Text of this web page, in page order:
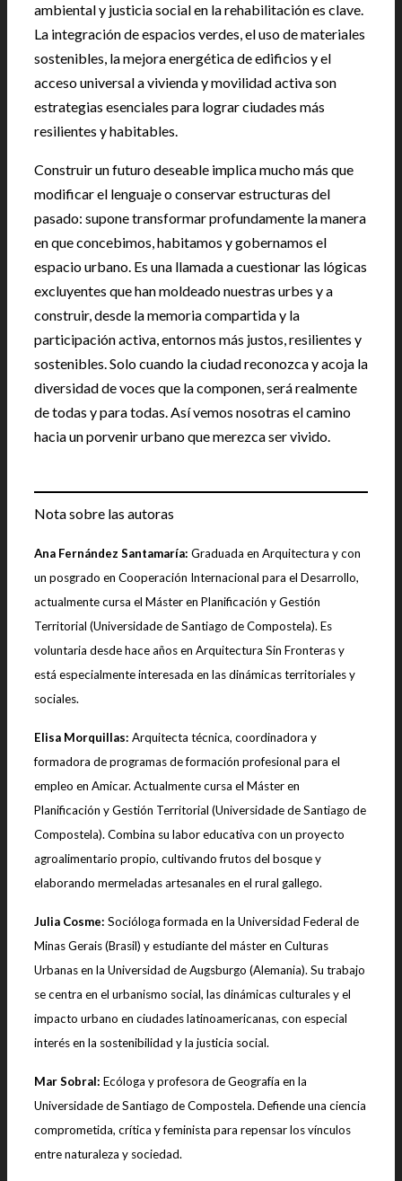
ambiental y justicia social en la rehabilitación es clave.
La integración de espacios verdes, el uso de materiales
sostenibles, la mejora energética de edificios y el
acceso universal a vivienda y movilidad activa son
estrategias esenciales para lograr ciudades más
resilientes y habitables.
Construir un futuro deseable implica mucho más que
modificar el lenguaje o conservar estructuras del
pasado: supone transformar profundamente la manera
en que concebimos, habitamos y gobernamos el
espacio urbano. Es una llamada a cuestionar las lógicas
excluyentes que han moldeado nuestras urbes y a
construir, desde la memoria compartida y la
participación activa, entornos más justos, resilientes y
sostenibles. Solo cuando la ciudad reconozca y acoja la
diversidad de voces que la componen, será realmente
de todas y para todas. Así vemos nosotras el camino
hacia un porvenir urbano que merezca ser vivido.
Nota sobre las autoras
Ana Fernández Santamaría: Graduada en Arquitectura y con
un posgrado en Cooperación Internacional para el Desarrollo,
actualmente cursa el Máster en Planificación y Gestión
Territorial (Universidade de Santiago de Compostela). Es
voluntaria desde hace años en Arquitectura Sin Fronteras y
está especialmente interesada en las dinámicas territoriales y
sociales.
Elisa Morquillas: Arquitecta técnica, coordinadora y
formadora de programas de formación profesional para el
empleo en Amicar. Actualmente cursa el Máster en
Planificación y Gestión Territorial (Universidade de Santiago de
Compostela). Combina su labor educativa con un proyecto
agroalimentario propio, cultivando frutos del bosque y
elaborando mermeladas artesanales en el rural gallego.
Julia Cosme: Socióloga formada en la Universidad Federal de
Minas Gerais (Brasil) y estudiante del máster en Culturas
Urbanas en la Universidad de Augsburgo (Alemania). Su trabajo
se centra en el urbanismo social, las dinámicas culturales y el
impacto urbano en ciudades latinoamericanas, con especial
interés en la sostenibilidad y la justicia social.
Mar Sobral: Ecóloga y profesora de Geografía en la
Universidade de Santiago de Compostela. Defiende una ciencia
comprometida, crítica y feminista para repensar los vínculos
entre naturaleza y sociedad.